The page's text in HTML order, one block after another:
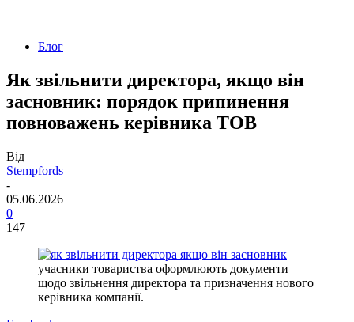
Блог
Як звільнити директора, якщо він
засновник: порядок припинення
повноважень керівника ТОВ
Від
Stempfords
-
05.06.2026
0
147
учасники товариства оформлюють документи
щодо звільнення директора та призначення нового
керівника компанії.